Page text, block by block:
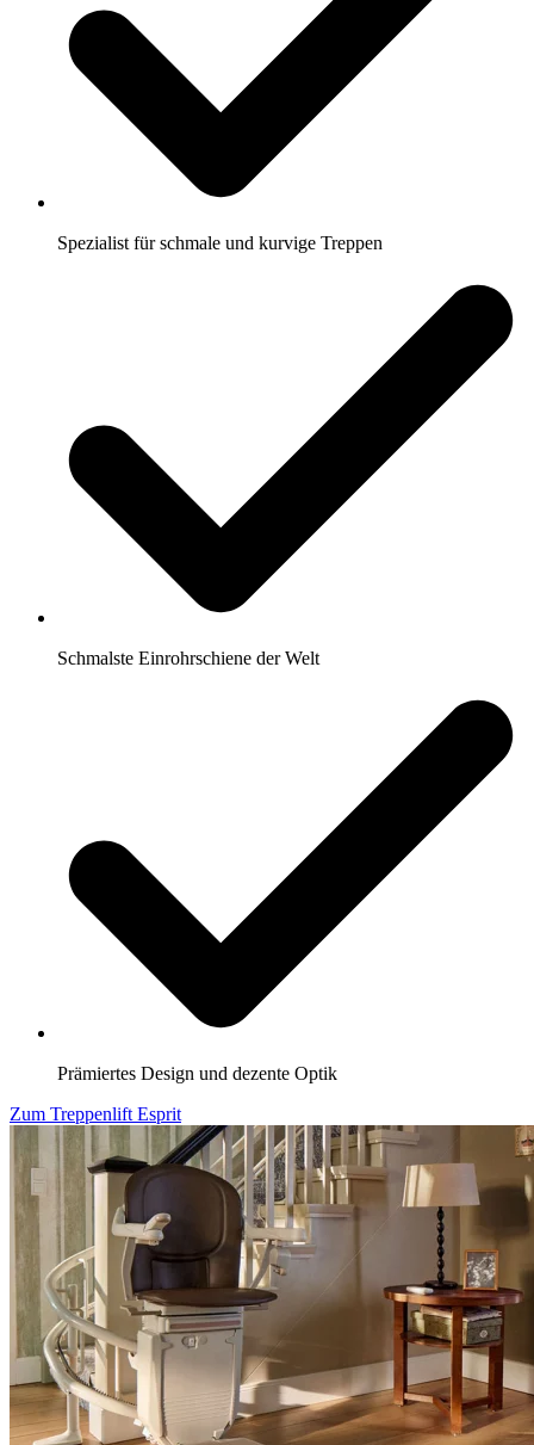
Spezialist für schmale und kurvige Treppen
Schmalste Einrohrschiene der Welt
Prämiertes Design und dezente Optik
Zum Treppenlift Esprit